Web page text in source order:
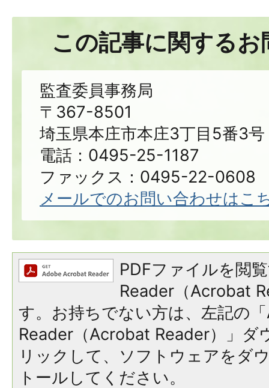
この記事に関する
監査委員事務局
〒367-8501
埼玉県本庄市本庄3丁目5番3号
電話：0495-25-1187
ファックス：0495-22-0608
メールでのお問い合わせはこ
PDFファイルを閲
Reader（Acrobat
す。お持ちでない方は、左記の
Reader（Acrobat Reader）」ダ
リックして、ソフトウェアをダ
トールしてください。